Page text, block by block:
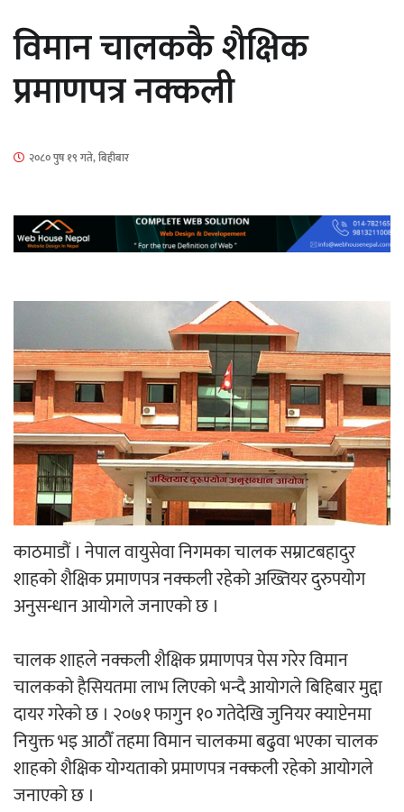
सार्वजनिक
‘ईयुमा डट कम’ले बुधबारदेखि आफ्नो
औपचारिक सेवा सञ्चालनमा
हलमा छैन ‘गौँथली’को टिकट
‘आइतबारको अफिस’ को परिचर्चा सम्पन्न
विमान चालककै शैक्षिक
प्रमाणपत्र नक्कली
२०८० पुष १९ गते, बिहीबार
काठमाडौं । नेपाल वायुसेवा निगमका चालक सम्राटबहादुर
शाहको शैक्षिक प्रमाणपत्र नक्कली रहेको अख्तियर दुरुपयोग
अनुसन्धान आयोगले जनाएको छ ।
चालक शाहले नक्कली शैक्षिक प्रमाणपत्र पेस गरेर विमान
चालकको हैसियतमा लाभ लिएको भन्दै आयोगले बिहिबार मुद्दा
दायर गरेको छ । २०७१ फागुन १० गतेदेखि जुनियर क्याप्टेनमा
नियुक्त भइ आठौँ तहमा विमान चालकमा बढुवा भएका चालक
शाहको शैक्षिक योग्यताको प्रमाणपत्र नक्कली रहेको आयोगले
जनाएको छ ।